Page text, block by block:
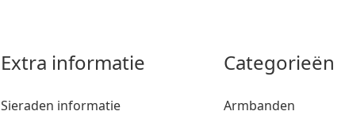
Extra informatie
Sieraden informatie
Categorieën
Armbanden